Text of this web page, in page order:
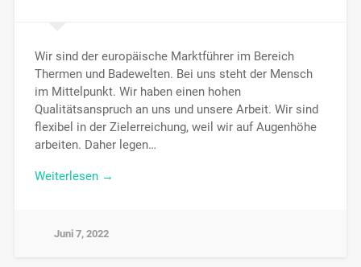
Wir sind der europäische Marktführer im Bereich
Thermen und Badewelten. Bei uns steht der Mensch
im Mittelpunkt. Wir haben einen hohen
Qualitätsanspruch an uns und unsere Arbeit. Wir sind
flexibel in der Zielerreichung, weil wir auf Augenhöhe
arbeiten. Daher legen…
Weiterlesen →
Juni 7, 2022